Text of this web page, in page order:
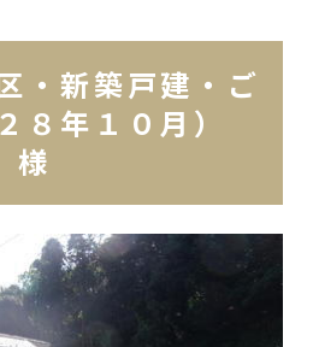
・新築戸建・ご
８年１０月）